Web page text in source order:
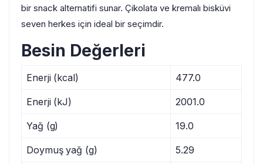
bir snack alternatifi sunar. Çikolata ve kremalı bisküvi
seven herkes için ideal bir seçimdir.
Besin Değerleri
Enerji (kcal) 477.0
Enerji (kJ) 2001.0
Yağ (g) 19.0
Doymuş yağ (g) 5.29